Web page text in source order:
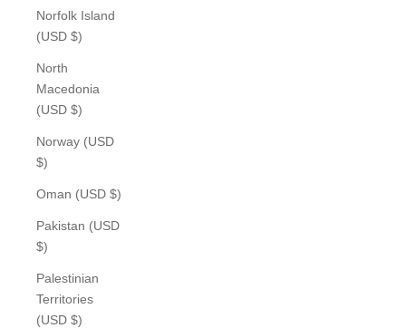
Norfolk Island
(USD $)
North
Macedonia
(USD $)
Norway (USD
$)
Oman (USD $)
Pakistan (USD
$)
Palestinian
Territories
(USD $)